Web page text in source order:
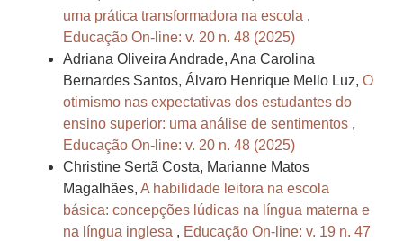
uma prática transformadora na escola ,
Educação On-line: v. 20 n. 48 (2025)
Adriana Oliveira Andrade, Ana Carolina
Bernardes Santos, Álvaro Henrique Mello Luz, O
otimismo nas expectativas dos estudantes do
ensino superior: uma análise de sentimentos ,
Educação On-line: v. 20 n. 48 (2025)
Christine Sertã Costa, Marianne Matos
Magalhães, A habilidade leitora na escola
básica: concepções lúdicas na língua materna e
na língua inglesa , Educação On-line: v. 19 n. 47